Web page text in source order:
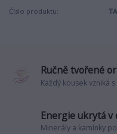
Číslo produktu:
Ručně tvořené
Každý kousek vzniká
Energie ukrytá v
Minerály a kamínky